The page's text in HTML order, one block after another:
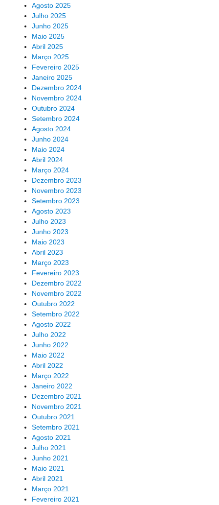
Agosto 2025
Julho 2025
Junho 2025
Maio 2025
Abril 2025
Março 2025
Fevereiro 2025
Janeiro 2025
Dezembro 2024
Novembro 2024
Outubro 2024
Setembro 2024
Agosto 2024
Junho 2024
Maio 2024
Abril 2024
Março 2024
Dezembro 2023
Novembro 2023
Setembro 2023
Agosto 2023
Julho 2023
Junho 2023
Maio 2023
Abril 2023
Março 2023
Fevereiro 2023
Dezembro 2022
Novembro 2022
Outubro 2022
Setembro 2022
Agosto 2022
Julho 2022
Junho 2022
Maio 2022
Abril 2022
Março 2022
Janeiro 2022
Dezembro 2021
Novembro 2021
Outubro 2021
Setembro 2021
Agosto 2021
Julho 2021
Junho 2021
Maio 2021
Abril 2021
Março 2021
Fevereiro 2021